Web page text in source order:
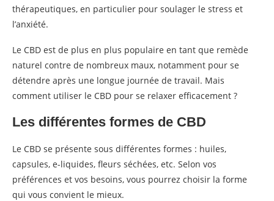
thérapeutiques, en particulier pour soulager le stress et
l’anxiété.
Le CBD est de plus en plus populaire en tant que remède
naturel contre de nombreux maux, notamment pour se
détendre après une longue journée de travail. Mais
comment utiliser le CBD pour se relaxer efficacement ?
Les différentes formes de CBD
Le CBD se présente sous différentes formes : huiles,
capsules, e-liquides, fleurs séchées, etc. Selon vos
préférences et vos besoins, vous pourrez choisir la forme
qui vous convient le mieux.